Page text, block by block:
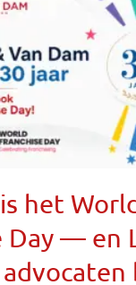
het
Day — en